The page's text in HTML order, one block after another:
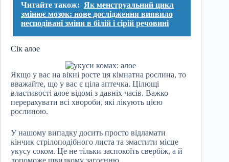
Читайте також: Як менструальний цикл
змінює мозок: нове дослідження виявило
несподівані зміни в білій і сірій речовині
Сік алое
Якщо у вас на вікні росте ця кімнатна рослина, то
вважайте, що у вас є ціла аптечка. Цілющі
властивості алое відомі з давніх часів. Важко
перерахувати всі хвороби, які лікують цією
рослиною.
У нашому випадку досить просто відламати
кінчик стрілоподібного листа та змастити місце
укусу соком. Це не тільки заспокоїть свербіж, а й
допоможе швидкому загоєнню.